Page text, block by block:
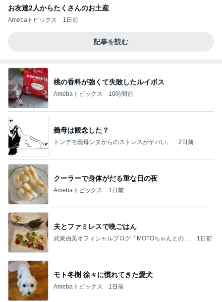
お友達2人からたくさんのお土産
Amebaトピックス 1日前
記事を読む
桃の香料が強くて失敗したルイボス
Amebaトピックス 10時間前
義母は観念した？
トンデモ義母ンヌからのストレスがヤバい。 2日前
クーラーで身体がだる重な日の夜
Amebaトピックス 1日前
夫とファミレスで晩ごはん
武東由美オフィシャルブログ「MOTOちゃんとのは
1日前
モト冬樹 徐々に慣れてきた愛犬
Amebaトピックス 1日前